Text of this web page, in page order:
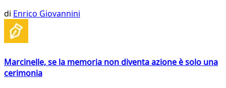
di Enrico Giovannini
Marcinelle, se la memoria non diventa azione è solo una
cerimonia